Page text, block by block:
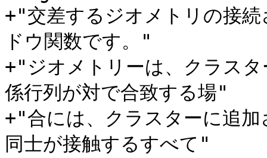
+"交差するジオメトリの接
ドウ関数です。"
+"ジオメトリーは、クラス
係行列が対で合致する場"
+"合には、クラスターに追
同士が接触するすべて"